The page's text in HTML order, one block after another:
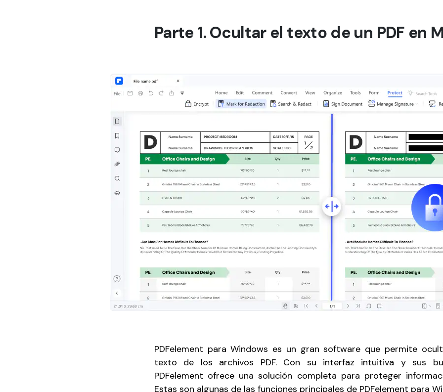
Parte 1. Ocultar el texto de un PDF en
PDFelement para Windows es un gran software que permite
texto de los archivos PDF. Con su interfaz intuitiva y sus
PDFelement ofrece una solución completa para proteger
Estas son algunas de las funciones principales de PDFelement para